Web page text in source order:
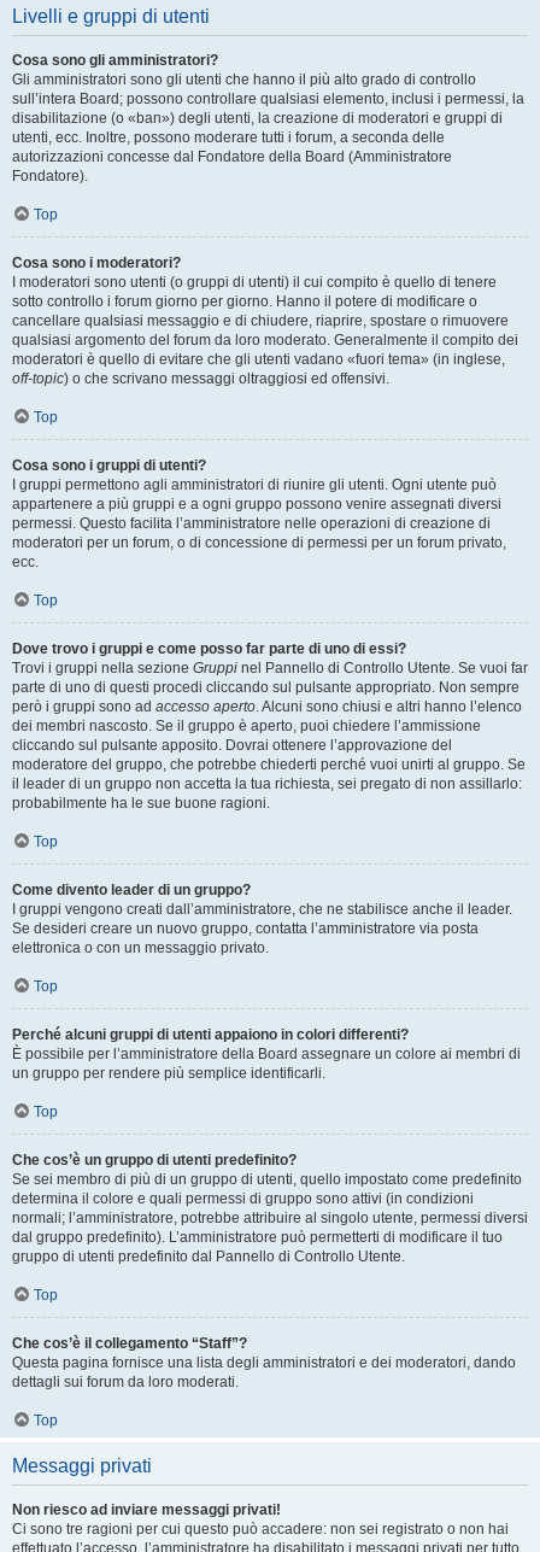
Livelli e gruppi di utenti
Cosa sono gli amministratori?
Gli amministratori sono gli utenti che hanno il più alto grado di controllo
sull’intera Board; possono controllare qualsiasi elemento, inclusi i permessi, la
disabilitazione (o «ban») degli utenti, la creazione di moderatori e gruppi di
utenti, ecc. Inoltre, possono moderare tutti i forum, a seconda delle
autorizzazioni concesse dal Fondatore della Board (Amministratore
Fondatore).
Top
Cosa sono i moderatori?
I moderatori sono utenti (o gruppi di utenti) il cui compito è quello di tenere
sotto controllo i forum giorno per giorno. Hanno il potere di modificare o
cancellare qualsiasi messaggio e di chiudere, riaprire, spostare o rimuovere
qualsiasi argomento del forum da loro moderato. Generalmente il compito dei
moderatori è quello di evitare che gli utenti vadano «fuori tema» (in inglese,
off-topic) o che scrivano messaggi oltraggiosi ed offensivi.
Top
Cosa sono i gruppi di utenti?
I gruppi permettono agli amministratori di riunire gli utenti. Ogni utente può
appartenere a più gruppi e a ogni gruppo possono venire assegnati diversi
permessi. Questo facilita l’amministratore nelle operazioni di creazione di
moderatori per un forum, o di concessione di permessi per un forum privato,
ecc.
Top
Dove trovo i gruppi e come posso far parte di uno di essi?
Trovi i gruppi nella sezione Gruppi nel Pannello di Controllo Utente. Se vuoi far
parte di uno di questi procedi cliccando sul pulsante appropriato. Non sempre
però i gruppi sono ad accesso aperto. Alcuni sono chiusi e altri hanno l’elenco
dei membri nascosto. Se il gruppo è aperto, puoi chiedere l’ammissione
cliccando sul pulsante apposito. Dovrai ottenere l’approvazione del
moderatore del gruppo, che potrebbe chiederti perché vuoi unirti al gruppo. Se
il leader di un gruppo non accetta la tua richiesta, sei pregato di non assillarlo:
probabilmente ha le sue buone ragioni.
Top
Come divento leader di un gruppo?
I gruppi vengono creati dall’amministratore, che ne stabilisce anche il leader.
Se desideri creare un nuovo gruppo, contatta l’amministratore via posta
elettronica o con un messaggio privato.
Top
Perché alcuni gruppi di utenti appaiono in colori differenti?
È possibile per l’amministratore della Board assegnare un colore ai membri di
un gruppo per rendere più semplice identificarli.
Top
Che cos’è un gruppo di utenti predefinito?
Se sei membro di più di un gruppo di utenti, quello impostato come predefinito
determina il colore e quali permessi di gruppo sono attivi (in condizioni
normali; l’amministratore, potrebbe attribuire al singolo utente, permessi diversi
dal gruppo predefinito). L’amministratore può permetterti di modificare il tuo
gruppo di utenti predefinito dal Pannello di Controllo Utente.
Top
Che cos’è il collegamento “Staff”?
Questa pagina fornisce una lista degli amministratori e dei moderatori, dando
dettagli sui forum da loro moderati.
Top
Messaggi privati
Non riesco ad inviare messaggi privati!
Ci sono tre ragioni per cui questo può accadere: non sei registrato o non hai
effettuato l’accesso, l’amministratore ha disabilitato i messaggi privati per tutto